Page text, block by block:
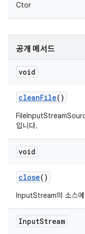
Ctor
공개 메서드
void
cleanFile()
입니다.
void
close()
InputStream의 소스에
InputStream